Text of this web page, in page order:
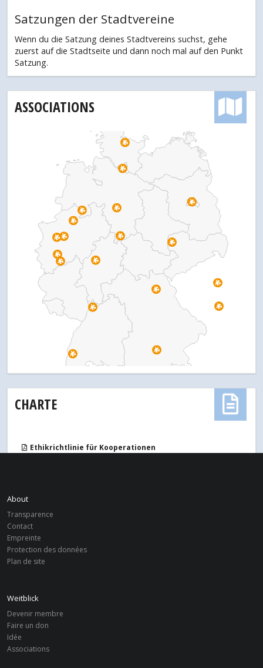
Satzungen der Stadtvereine
Wenn du die Satzung deines Stadtvereins suchst, gehe
zuerst auf die Stadtseite und dann noch mal auf den Punkt
Satzung.
ASSOCIATIONS
CHARTE
Ethikrichtlinie für Kooperationen
About
Transparence
Contact
Empreinte
Protection des données
Plan de site
Weitblick
Devenir membre
Faire un don
Idée
Associations